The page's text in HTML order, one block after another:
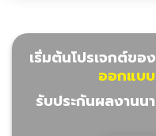
เริ่มต้นโปรเจกต์ข
ออกแบบ
รับประกันผลงาน